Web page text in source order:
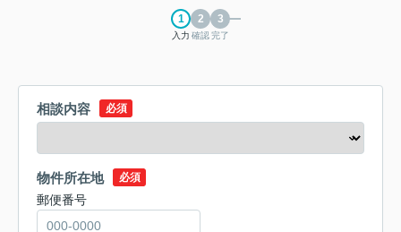
入力 確認完了
相談内容 必須
物件所在地 必須
郵便番号